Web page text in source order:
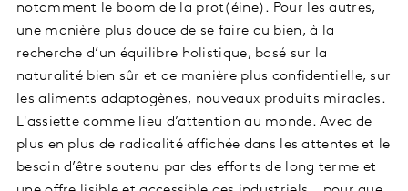
notamment le boom de la prot(éine). Pour les autres,
une manière plus douce de se faire du bien, à la
recherche d’un équilibre holistique, basé sur la
naturalité bien sûr et de manière plus confidentielle, sur
les aliments adaptogènes, nouveaux produits miracles.
L'assiette comme lieu d’attention au monde. Avec de
plus en plus de radicalité affichée dans les attentes et le
besoin d’être soutenu par des efforts de long terme et